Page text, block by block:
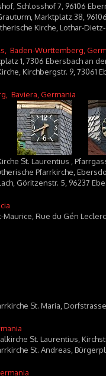
Schlosshof 7, 96106
Marktplatz 38,
Kirche, Lothar-
, Baden-Württemberg,
1, 7306 Ebersbach an
Kirchbergstr. 9, 73061
, Baviera, Germania
St. Laurentius ,
Pfarrkirche,
Göritzenstr. 5, 96237
Maurice, Rue du Gén
St. Maria,
St. Laurentius,
St. Andreas,